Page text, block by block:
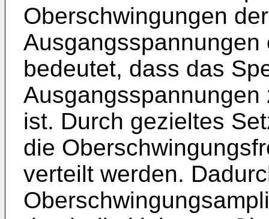
Oberschwingungen
bedeutet, dass das
ist. Durch gezieltes
die
verteilt werden.